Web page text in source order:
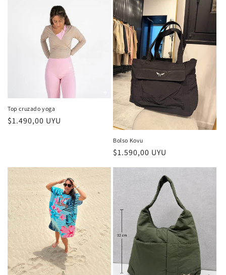
Top cruzado yoga
Precio
$1.490,00 UYU
Bolso Kovu
Precio
$1.590,00 UYU